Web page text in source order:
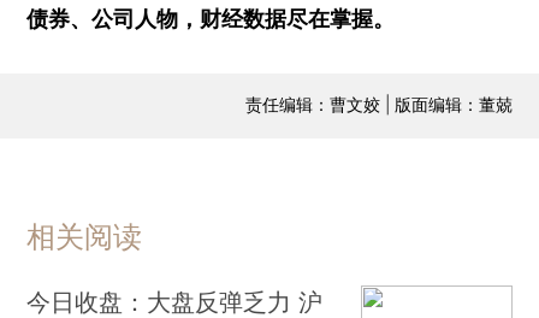
债券、公司人物，财经数据尽在掌握。
责任编辑：曹文姣 | 版面编辑：董兢
相关阅读
今日收盘：大盘反弹乏力 沪